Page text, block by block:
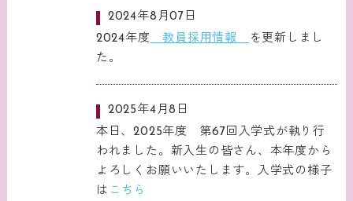
2024年8月07日
2024年度
教員採用情報
を更新しまし
た。
2025年4月8日
本日、2025年度 第67回入学式が執り行
われました。新入生の皆さん、本年度から
よろしくお願いいたします。入学式の様子
は こちら